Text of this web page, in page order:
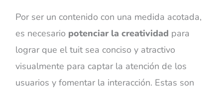
Por ser un contenido con una medida acotada,
es necesario potenciar la creatividad para
lograr que el tuit sea conciso y atractivo
visualmente para captar la atención de los
usuarios y fomentar la interacción. Estas son